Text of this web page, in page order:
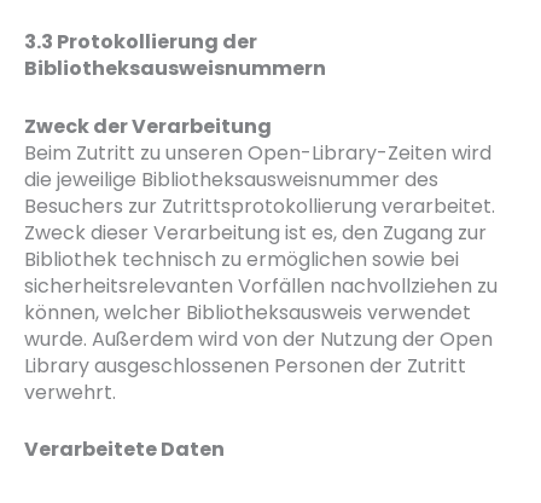
3.3 Protokollierung der
Bibliotheksausweisnummern
Zweck der Verarbeitung
Beim Zutritt zu unseren Open-Library-Zeiten wird
die jeweilige Bibliotheksausweisnummer des
Besuchers zur Zutrittsprotokollierung verarbeitet.
Zweck dieser Verarbeitung ist es, den Zugang zur
Bibliothek technisch zu ermöglichen sowie bei
sicherheitsrelevanten Vorfällen nachvollziehen zu
können, welcher Bibliotheksausweis verwendet
wurde. Außerdem wird von der Nutzung der Open
Library ausgeschlossenen Personen der Zutritt
verwehrt.
Verarbeitete Daten